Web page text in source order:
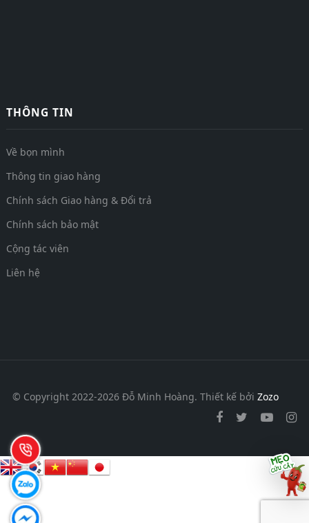
THÔNG TIN
Về bọn mình
Thông tin giao hàng
Chính sách Giao hàng & Đổi trả
Chính sách bảo mật
Cộng tác viên
Liên hệ
© Copyright 2022-2026 Đỗ Minh Hoàng. Thiết kế bởi Zozo